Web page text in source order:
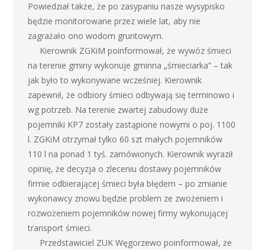
Powiedział także, że po zasypaniu nasze wysypisko
będzie monitorowane przez wiele lat, aby nie
zagrażało ono wodom gruntowym.
Kierownik ZGKiM poinformował, że wywóz śmieci
na terenie gminy wykonuje gminna „śmieciarka” – tak
jak było to wykonywane wcześniej. Kierownik
zapewnił, że odbiory śmieci odbywają się terminowo i
wg potrzeb. Na terenie zwartej zabudowy duże
pojemniki KP7 zostały zastąpione nowymi o poj. 1100
l. ZGKiM otrzymał tylko 60 szt małych pojemników
110 l na ponad 1 tyś. zamówionych. Kierownik wyraził
opinię, że decyzja o zleceniu dostawy pojemników
firmie odbierającej śmieci była błędem – po zmianie
wykonawcy znowu będzie problem ze zwożeniem i
rozwożeniem pojemników nowej firmy wykonującej
transport śmieci.
Przedstawiciel ZUK Węgorzewo poinformował, że